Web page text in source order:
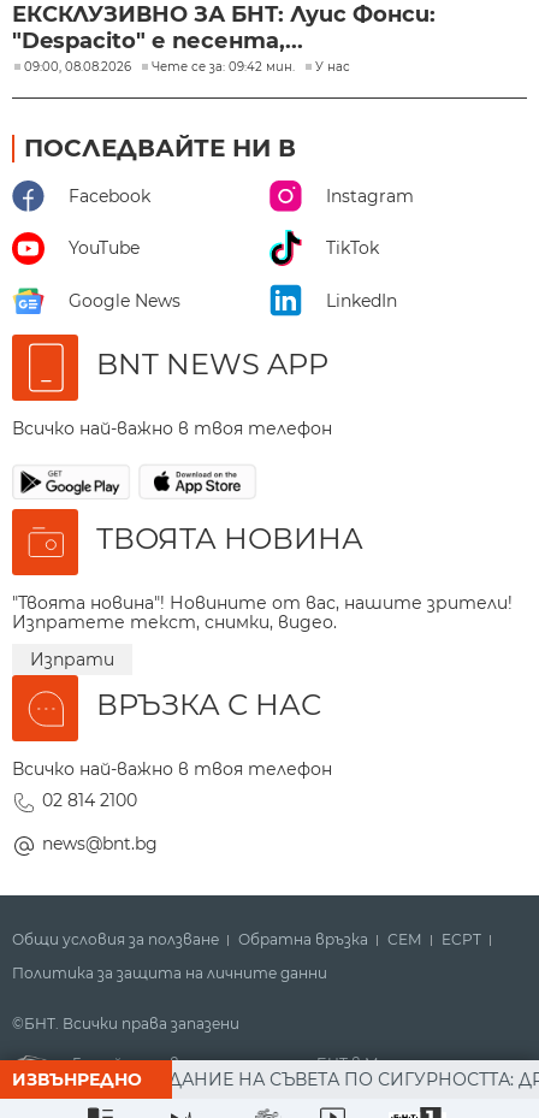
ЕКСКЛУЗИВНО ЗА БНТ: Луис Фонси:
"Despacito" е песента,...
09:00, 08.08.2026 Чете се за: 09:42 мин. У нас
ПОСЛЕДВАЙТЕ НИ В
Facebook Instagram
YouTube TikTok
Google News LinkedIn
BNT NEWS APP
Всичко най-важно в твоя телефон
ТВОЯТА НОВИНА
"Твоята новина"! Новините от вас, нашите зрители!
Изпратете текст, снимки, видео.
Изпрати
ВРЪЗКА С НАС
Всичко най-важно в твоя телефон
02 814 2100
news@bnt.bg
ИЗВЪНРЕДНО
СЛЕД ЗАСЕДАНИЕ НА СЪВЕТА ПО СИГУРНОСТТА: ДРОН
Общи условия за ползване Обратна връзка СЕМ
ECPT
Политика за защита на личните данни
©БНТ. Всички права запазени
Гледайте новините за деня на БНТ в Метрото